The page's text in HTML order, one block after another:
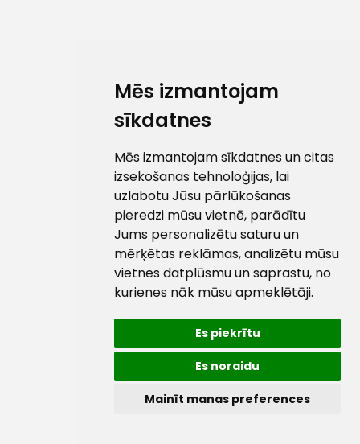
Mēs izmantojam
sīkdatnes
Mēs izmantojam sīkdatnes un citas
izsekošanas tehnoloģijas, lai
uzlabotu Jūsu pārlūkošanas
pieredzi mūsu vietnē, parādītu
Jums personalizētu saturu un
mērķētas reklāmas, analizētu mūsu
vietnes datplūsmu un saprastu, no
kurienes nāk mūsu apmeklētāji.
Es piekrītu
Es noraidu
Mainīt manas preferences